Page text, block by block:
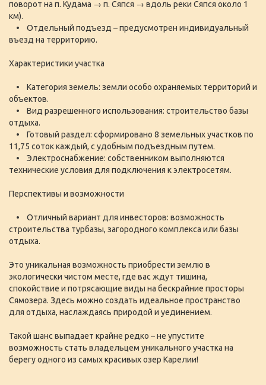
поворот на п. Кудама → п. Сяпся → вдоль реки Сяпся около 1
км).
• Отдельный подъезд – предусмотрен индивидуальный
въезд на территорию.
Характеристики участка
• Категория земель: земли особо охраняемых территорий и
объектов.
• Вид разрешенного использования: строительство базы
отдыха.
• Готовый раздел: сформировано 8 земельных участков по
11,75 соток каждый, с удобным подъездным путем.
• Электроснабжение: собственником выполняются
технические условия для подключения к электросетям.
Перспективы и возможности
• Отличный вариант для инвесторов: возможность
строительства турбазы, загородного комплекса или базы
отдыха.
Это уникальная возможность приобрести землю в
экологически чистом месте, где вас ждут тишина,
спокойствие и потрясающие виды на бескрайние просторы
Сямозера. Здесь можно создать идеальное пространство
для отдыха, наслаждаясь природой и уединением.
Такой шанс выпадает крайне редко – не упустите
возможность стать владельцем уникального участка на
берегу одного из самых красивых озер Карелии!